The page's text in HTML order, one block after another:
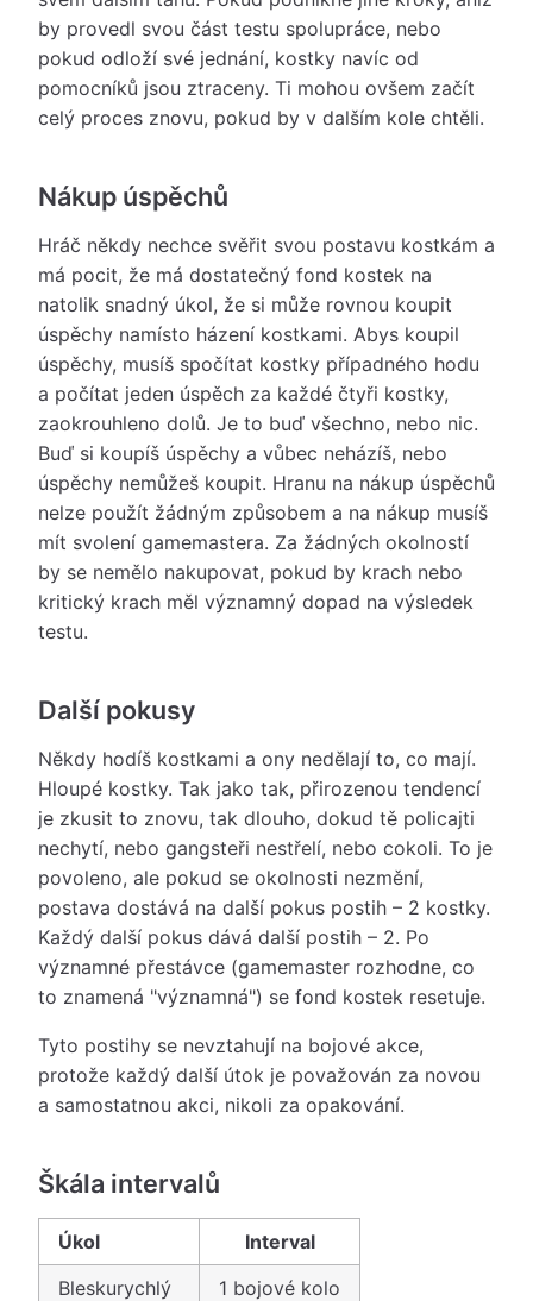
by provedl svou část testu spolupráce, nebo
pokud odloží své jednání, kostky navíc od
pomocníků jsou ztraceny. Ti mohou ovšem začít
celý proces znovu, pokud by v dalším kole chtěli.
Nákup úspěchů
Hráč někdy nechce svěřit svou postavu kostkám a
má pocit, že má dostatečný fond kostek na
natolik snadný úkol, že si může rovnou koupit
úspěchy namísto házení kostkami. Abys koupil
úspěchy, musíš spočítat kostky případného hodu
a počítat jeden úspěch za každé čtyři kostky,
zaokrouhleno dolů. Je to buď všechno, nebo nic.
Buď si koupíš úspěchy a vůbec neházíš, nebo
úspěchy nemůžeš koupit. Hranu na nákup úspěchů
nelze použít žádným způsobem a na nákup musíš
mít svolení gamemastera. Za žádných okolností
by se nemělo nakupovat, pokud by krach nebo
kritický krach měl významný dopad na výsledek
testu.
Další pokusy
Někdy hodíš kostkami a ony nedělají to, co mají.
Hloupé kostky. Tak jako tak, přirozenou tendencí
je zkusit to znovu, tak dlouho, dokud tě policajti
nechytí, nebo gangsteři nestřelí, nebo cokoli. To je
povoleno, ale pokud se okolnosti nezmění,
postava dostává na další pokus postih – 2 kostky.
Každý další pokus dává další postih – 2. Po
významné přestávce (gamemaster rozhodne, co
to znamená "významná") se fond kostek resetuje.
Tyto postihy se nevztahují na bojové akce,
protože každý další útok je považován za novou
a samostatnou akci, nikoli za opakování.
Škála intervalů
Úkol
Interval
Bleskurychlý
1 bojové kolo